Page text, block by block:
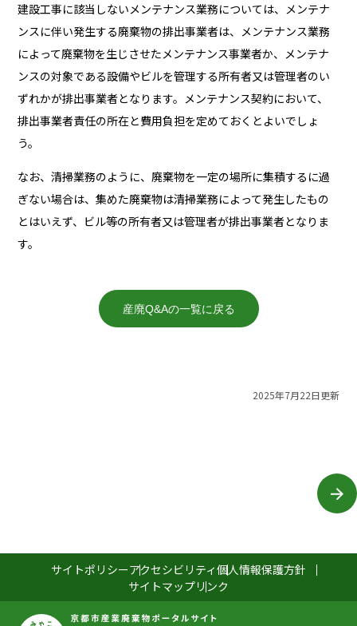
建設工事に該当しないメンテナンス業務については、メンテナ
ンスに伴い発生する廃棄物の排出事業者は、メンテナンス業務
によって廃棄物を生じさせたメンテナンス事業者か、メンテナ
ンスの対象である設備やビルを管理する所有者又は管理者のい
ずれかが排出事業者となります。メンテナンス契約において、
排出事業者責任の所在と費用負担を定めておくとよいでしょ
う。
なお、清掃業務のように、廃棄物を一定の場所に集積するに過
ぎない場合は、集めた廃棄物は清掃業務によって発生したもの
とはいえず、ビル等の所有者又は管理者が排出事業者となりま
す。
産廃Q&Aの一覧に戻る
2025年7月22日更新
サイトポリシーアクセシビリティ個人情報保護方針
サイトマップリンク